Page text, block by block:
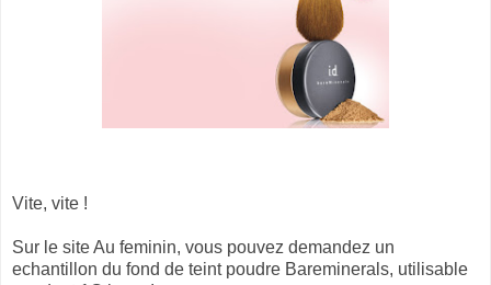
Vite, vite !
Sur le site Au feminin, vous pouvez demandez un
echantillon du fond de teint poudre Bareminerals, utilisable